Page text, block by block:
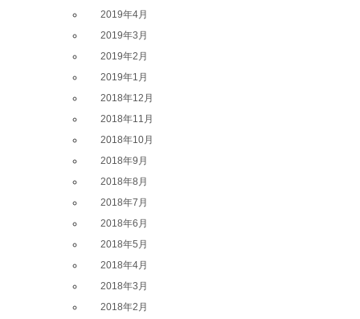
2019年4月
2019年3月
2019年2月
2019年1月
2018年12月
2018年11月
2018年10月
2018年9月
2018年8月
2018年7月
2018年6月
2018年5月
2018年4月
2018年3月
2018年2月